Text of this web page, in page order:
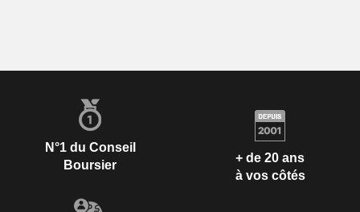
N°1 du Conseil
Boursier
+ de 20 ans
à vos côtés